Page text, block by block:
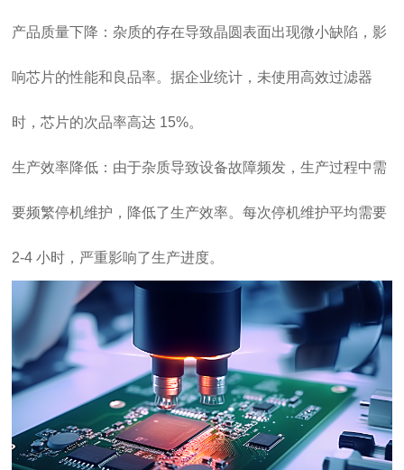
产品质量下降：杂质的存在导致晶圆表面出现微小缺陷，影
响芯片的性能和良品率。据企业统计，未使用高效过滤器
时，芯片的次品率高达 15%。
生产效率降低：由于杂质导致设备故障频发，生产过程中需
要频繁停机维护，降低了生产效率。每次停机维护平均需要
2-4 小时，严重影响了生产进度。